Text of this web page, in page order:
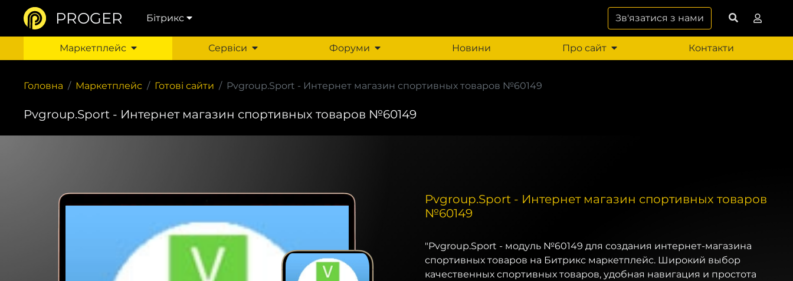
PROGER Бітрикс Зв'язатися з нами
Маркетплейс Сервіси Форуми Новини Про сайт Контакти
Головна Маркетплейс Готові сайти Pvgroup.Sport - Интернет магазин спортивных товаров №60149
Pvgroup.Sport - Интернет магазин спортивных товаров №60149
Pvgroup.Sport - Интернет магазин спортивных товаров
№60149
"Pvgroup.Sport - модуль №60149 для создания интернет-магазина
спортивных товаров на Битрикс маркетплейс. Широкий выбор
качественных спортивных товаров, удобная навигация и простота